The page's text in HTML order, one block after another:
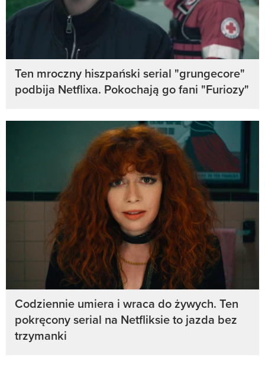
Ten mroczny hiszpański serial "grungecore"
podbija Netflixa. Pokochają go fani "Furiozy"
Codziennie umiera i wraca do żywych. Ten
pokręcony serial na Netfliksie to jazda bez
trzymanki